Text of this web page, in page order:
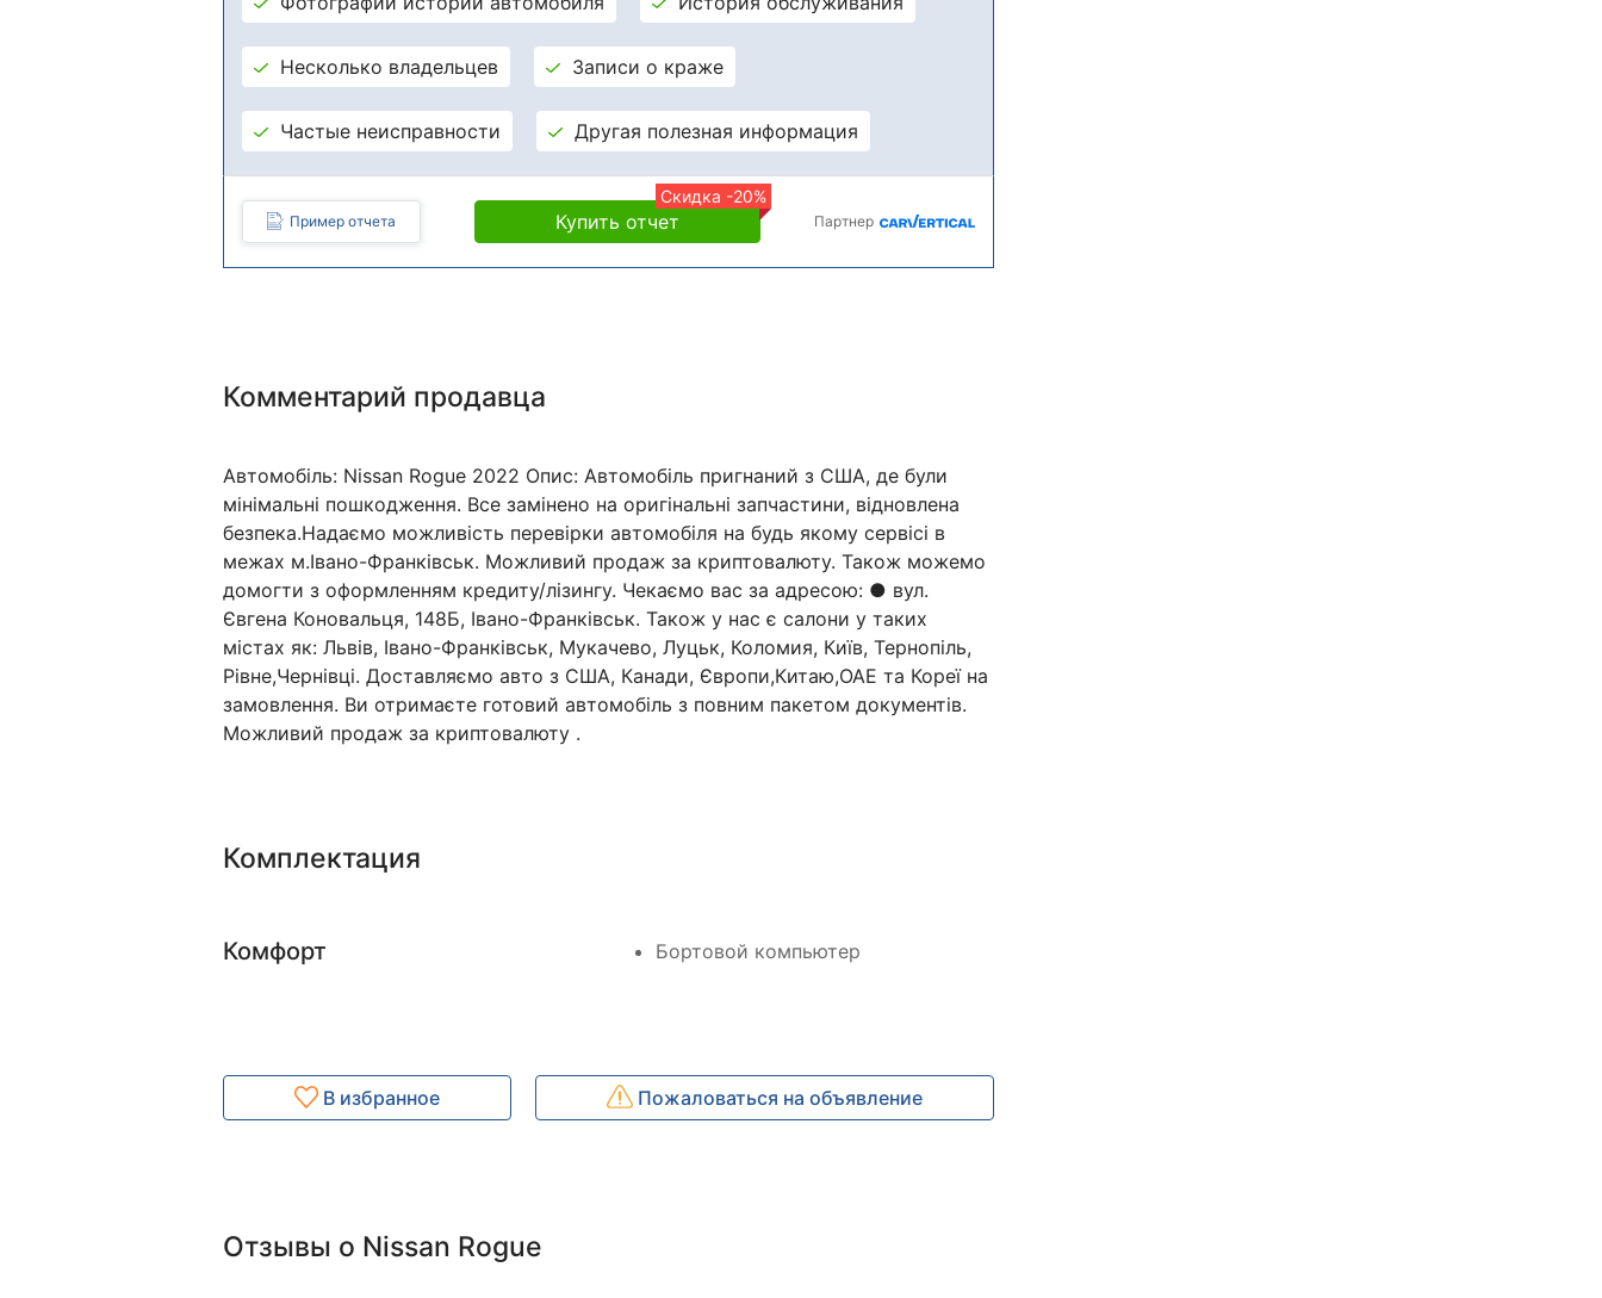
Несколько владельцев Записи о краже
Частые неисправности Другая полезная информация
Пример отчета
Скидка -20%
Купить отчет Партнер
Комментарий продавца
Автомобіль: Nissan Rogue 2022 Опис: Автомобіль пригнаний з США, де були
мінімальні пошкодження. Все замінено на оригінальні запчастини, відновлена
безпека.Надаємо можливість перевірки автомобіля на будь якому сервісі в
межах м.Івано-Франківськ. Можливий продаж за криптовалюту. Також можемо
домогти з оформленням кредиту/лізингу. Чекаємо вас за адресою: ● вул.
Євгена Коновальця, 148Б, Івано-Франківськ. Також у нас є салони у таких
містах як: Львів, Івано-Франківськ, Мукачево, Луцьк, Коломия, Київ, Тернопіль,
Рівне,Чернівці. Доставляємо авто з США, Канади, Європи,Китаю,ОАЕ та Кореї на
замовлення. Ви отримаєте готовий автомобіль з повним пакетом документів.
Можливий продаж за криптовалюту .
Комплектация
Комфорт Бортовой компьютер
В избранное Пожаловаться на объявление
Отзывы о Nissan Rogue